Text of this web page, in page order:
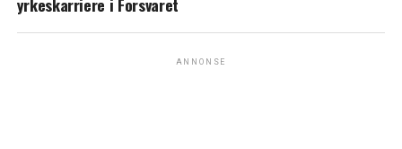
yrkeskarriere i Forsvaret
ANNONSE